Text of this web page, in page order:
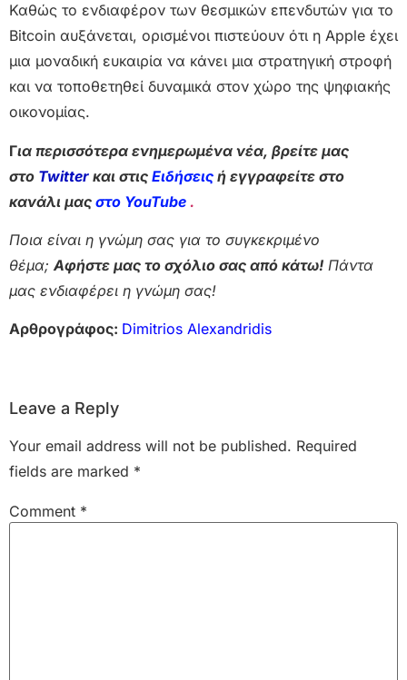
Καθώς το ενδιαφέρον των θεσμικών επενδυτών για το
Bitcoin αυξάνεται, ορισμένοι πιστεύουν ότι η Apple έχει
μια μοναδική ευκαιρία να κάνει μια στρατηγική στροφή
και να τοποθετηθεί δυναμικά στον χώρο της ψηφιακής
οικονομίας.
Για περισσότερα ενημερωμένα νέα, βρείτε μας
στο Twitter και στις Ειδήσεις ή εγγραφείτε στο
κανάλι μας στο YouTube .
Ποια είναι η γνώμη σας για το συγκεκριμένο
θέμα; Αφήστε μας το σχόλιο σας από κάτω! Πάντα
μας ενδιαφέρει η γνώμη σας!
Αρθρογράφος: Dimitrios Alexandridis
Leave a Reply
Your email address will not be published. Required
fields are marked *
Comment *